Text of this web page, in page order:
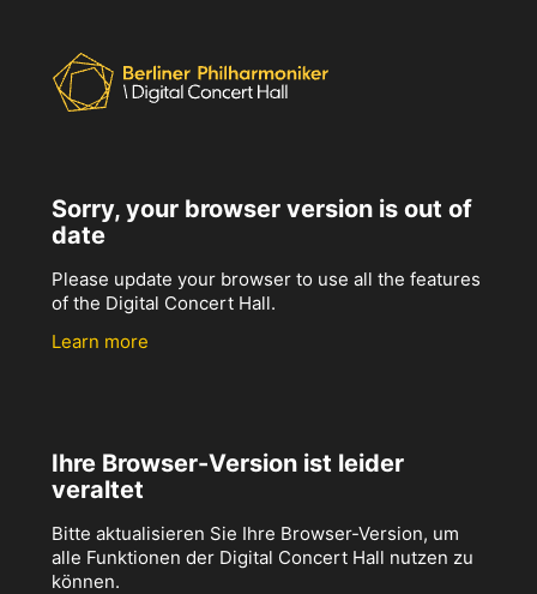
Sorry, your browser version is out of
date
Please update your browser to use all the features
of the Digital Concert Hall.
Learn more
Ihre Browser-Version ist leider
veraltet
Bitte aktualisieren Sie Ihre Browser-Version, um
alle Funktionen der Digital Concert Hall nutzen zu
können.